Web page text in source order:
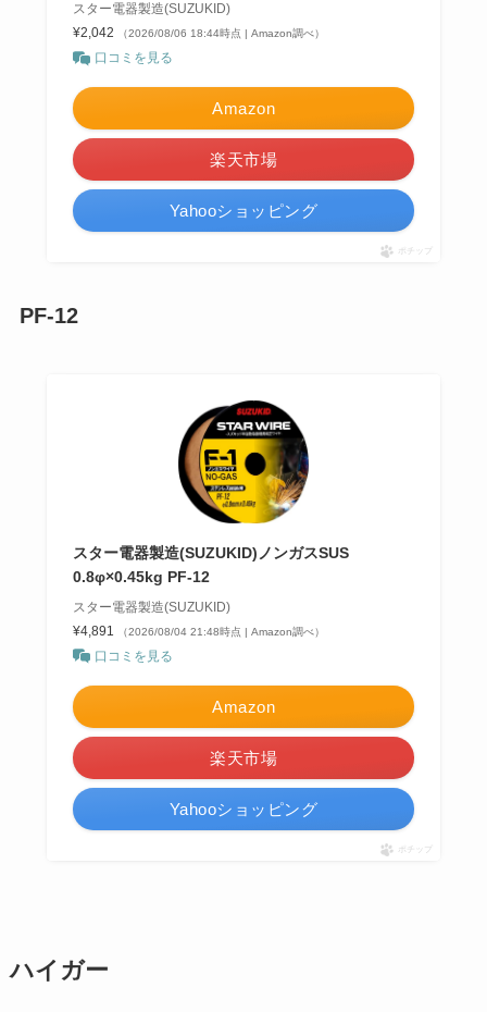
スター電器製造(SUZUKID)
¥2,042
（2026/08/06 18:44時点 | Amazon調べ）
口コミを見る
Amazon
楽天市場
Yahooショッピング
ポチップ
PF-12
スター電器製造(SUZUKID)ノンガスSUS
0.8φ×0.45kg PF-12
スター電器製造(SUZUKID)
¥4,891
（2026/08/04 21:48時点 | Amazon調べ）
口コミを見る
Amazon
楽天市場
Yahooショッピング
ポチップ
ハイガー